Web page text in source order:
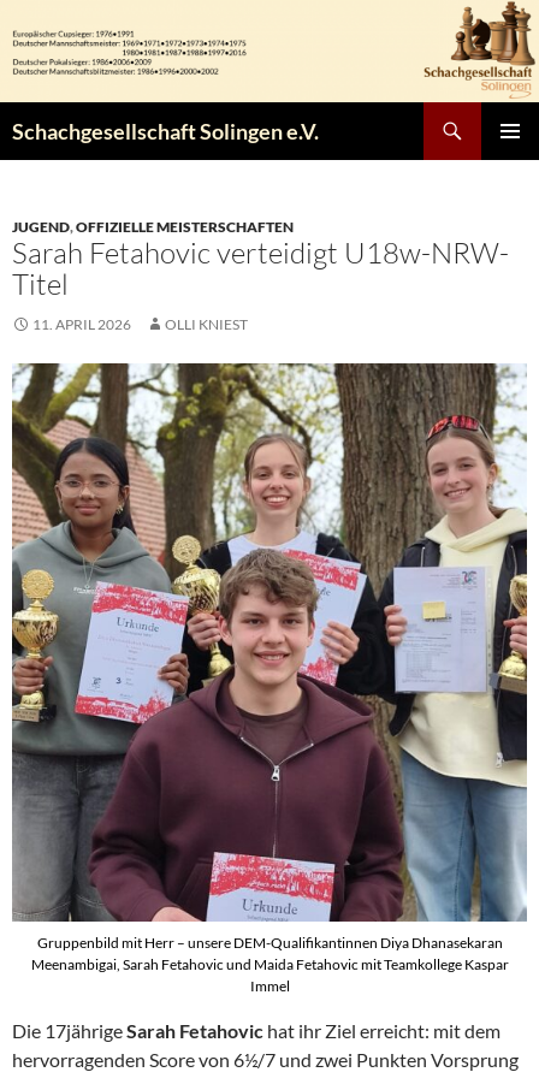
Inhalt
springen
Schachgesellschaft Solingen e.V.
JUGEND,OFFIZIELLE MEISTERSCHAFTEN
Sarah Fetahovic verteidigt U18w-NRW-
Titel
11. APRIL 2026 OLLI KNIEST
Gruppenbild mit Herr – unsere DEM-Qualifikantinnen Diya Dhanasekaran
Meenambigai, Sarah Fetahovic und Maida Fetahovic mit Teamkollege Kaspar
Immel
Die 17jährigeSarah Fetahovic hat ihr Ziel erreicht: mit dem
hervorragenden Score von 6½/7 und zwei Punkten Vorsprung